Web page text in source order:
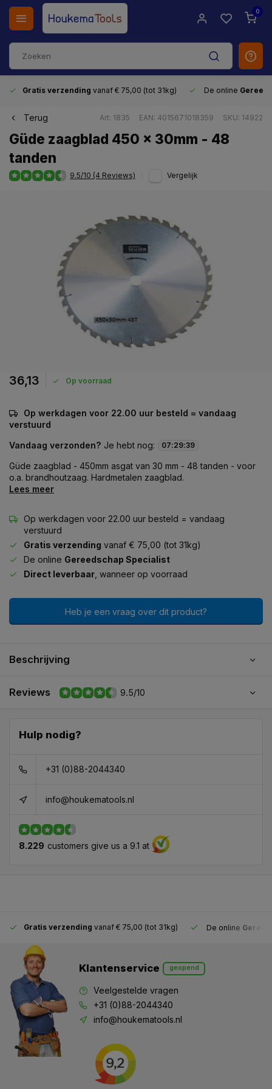
0
Gratis verzending vanaf € 75,00 (tot 31kg) De online
Terug Art: 1835 EAN: 4015671018359 SKU: 14922
Güde zaagblad 450 x 30mm - 48
tanden
9.5/10 (4 Reviews) Vergelijk
36,13 Op voorraad
Op werkdagen voor 22.00 uur besteld = vandaag
verstuurd
Vandaag verzonden? Je hebt nog: 07:29:39
Güde zaagblad - 450mm asgat van 30 mm - 48 tanden - voor
o.a. brandhoutzaag. Hardmetalen zaagblad.
Lees meer
Op werkdagen voor 22.00 uur besteld = vandaag
verstuurd
Gratis verzending vanaf € 75,00 (tot 31kg)
De online Gereedschap Specialist
Direct leverbaar , wanneer op voorraad
Heb je een vraag over dit product?
Beschrijving
Reviews 9.5/10
Hulp nodig?
+31 (0)88-2044340
info@houkematools.nl
8.229 customers give us a 9.1 at
Gratis verzending vanaf € 75,00 (tot 31kg) De online
Klantenservice geopend
Veelgestelde vragen
+31 (0)88-2044340
info@houkematools.nl